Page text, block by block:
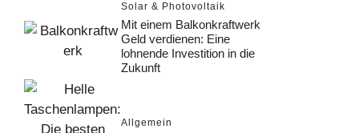
Solar & Photovoltaik
Mit einem Balkonkraftwerk
Geld verdienen: Eine
lohnende Investition in die
Zukunft
Allgemein